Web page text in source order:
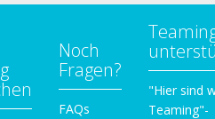
Noch
Fragen?
FAQs
"Hier sind
Teaming"-